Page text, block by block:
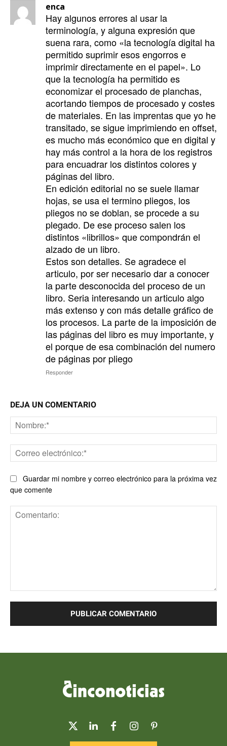
enca
Hay algunos errores al usar la
terminología, y alguna expresión que
suena rara, como «la tecnología digital ha
permitido suprimir esos engorros e
imprimir directamente en el papel». Lo
que la tecnología ha permitido es
economizar el procesado de planchas,
acortando tiempos de procesado y costes
de materiales. En las imprentas que yo he
transitado, se sigue imprimiendo en offset,
es mucho más económico que en digital y
hay más control a la hora de los registros
para encuadrar los distintos colores y
páginas del libro.
En edición editorial no se suele llamar
hojas, se usa el termino pliegos, los
pliegos no se doblan, se procede a su
plegado. De ese proceso salen los
distintos «librillos» que compondrán el
alzado de un libro.
Estos son detalles. Se agradece el
articulo, por ser necesario dar a conocer
la parte desconocida del proceso de un
libro. Seria interesando un articulo algo
más extenso y con más detalle gráfico de
los procesos. La parte de la imposición de
las páginas del libro es muy importante, y
el porque de esa combinación del numero
de páginas por pliego
Responder
DEJA UN COMENTARIO
Guardar mi nombre y correo electrónico para la próxima vez
que comente